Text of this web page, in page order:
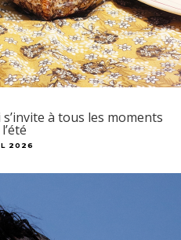
à tous les moments
2026